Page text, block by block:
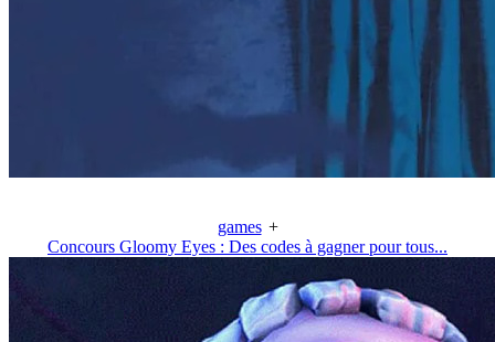
games +
Concours Gloomy Eyes : Des codes à gagner pour tous...